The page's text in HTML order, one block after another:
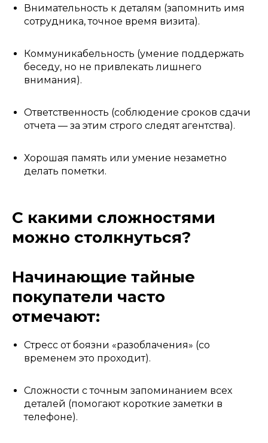
Внимательность к деталям (запомнить имя
сотрудника, точное время визита).
Коммуникабельность (умение поддержать
беседу, но не привлекать лишнего
внимания).
Ответственность (соблюдение сроков сдачи
отчета — за этим строго следят агентства).
Хорошая память или умение незаметно
делать пометки.
С какими сложностями
можно столкнуться?
Начинающие тайные
покупатели часто
отмечают:
Стресс от боязни «разоблачения» (со
временем это проходит).
Сложности с точным запоминанием всех
деталей (помогают короткие заметки в
телефоне).